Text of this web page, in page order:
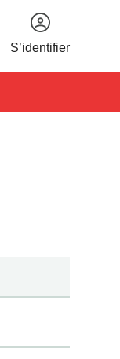
S’identifier